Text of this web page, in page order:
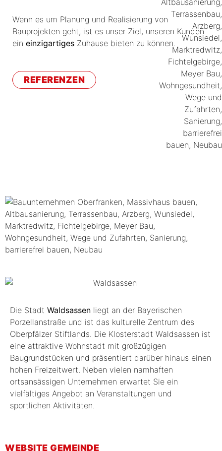
Wenn es um Planung und Realisierung von
Bauprojekten geht, ist es unser Ziel, unseren Kunden
ein einzigartiges Zuhause bieten zu können.
REFERENZEN
Die Stadt Waldsassen liegt an der Bayerischen
Porzellanstraße und ist das kulturelle Zentrum des
Oberpfälzer Stiftlands. Die Klosterstadt Waldsassen ist
eine attraktive Wohnstadt mit großzügigen
Baugrundstücken und präsentiert darüber hinaus einen
hohen Freizeitwert. Neben vielen namhaften
ortsansässigen Unternehmen erwartet Sie ein
vielfältiges Angebot an Veranstaltungen und
sportlichen Aktivitäten.
WEBSITE GEMEINDE